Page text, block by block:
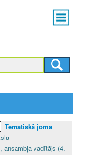
Main
menu
Tematiskā joma
ansambļa vadītājs (4.